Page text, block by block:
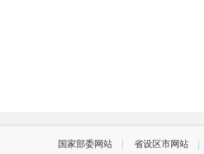
国家部委网站 省设区市网站